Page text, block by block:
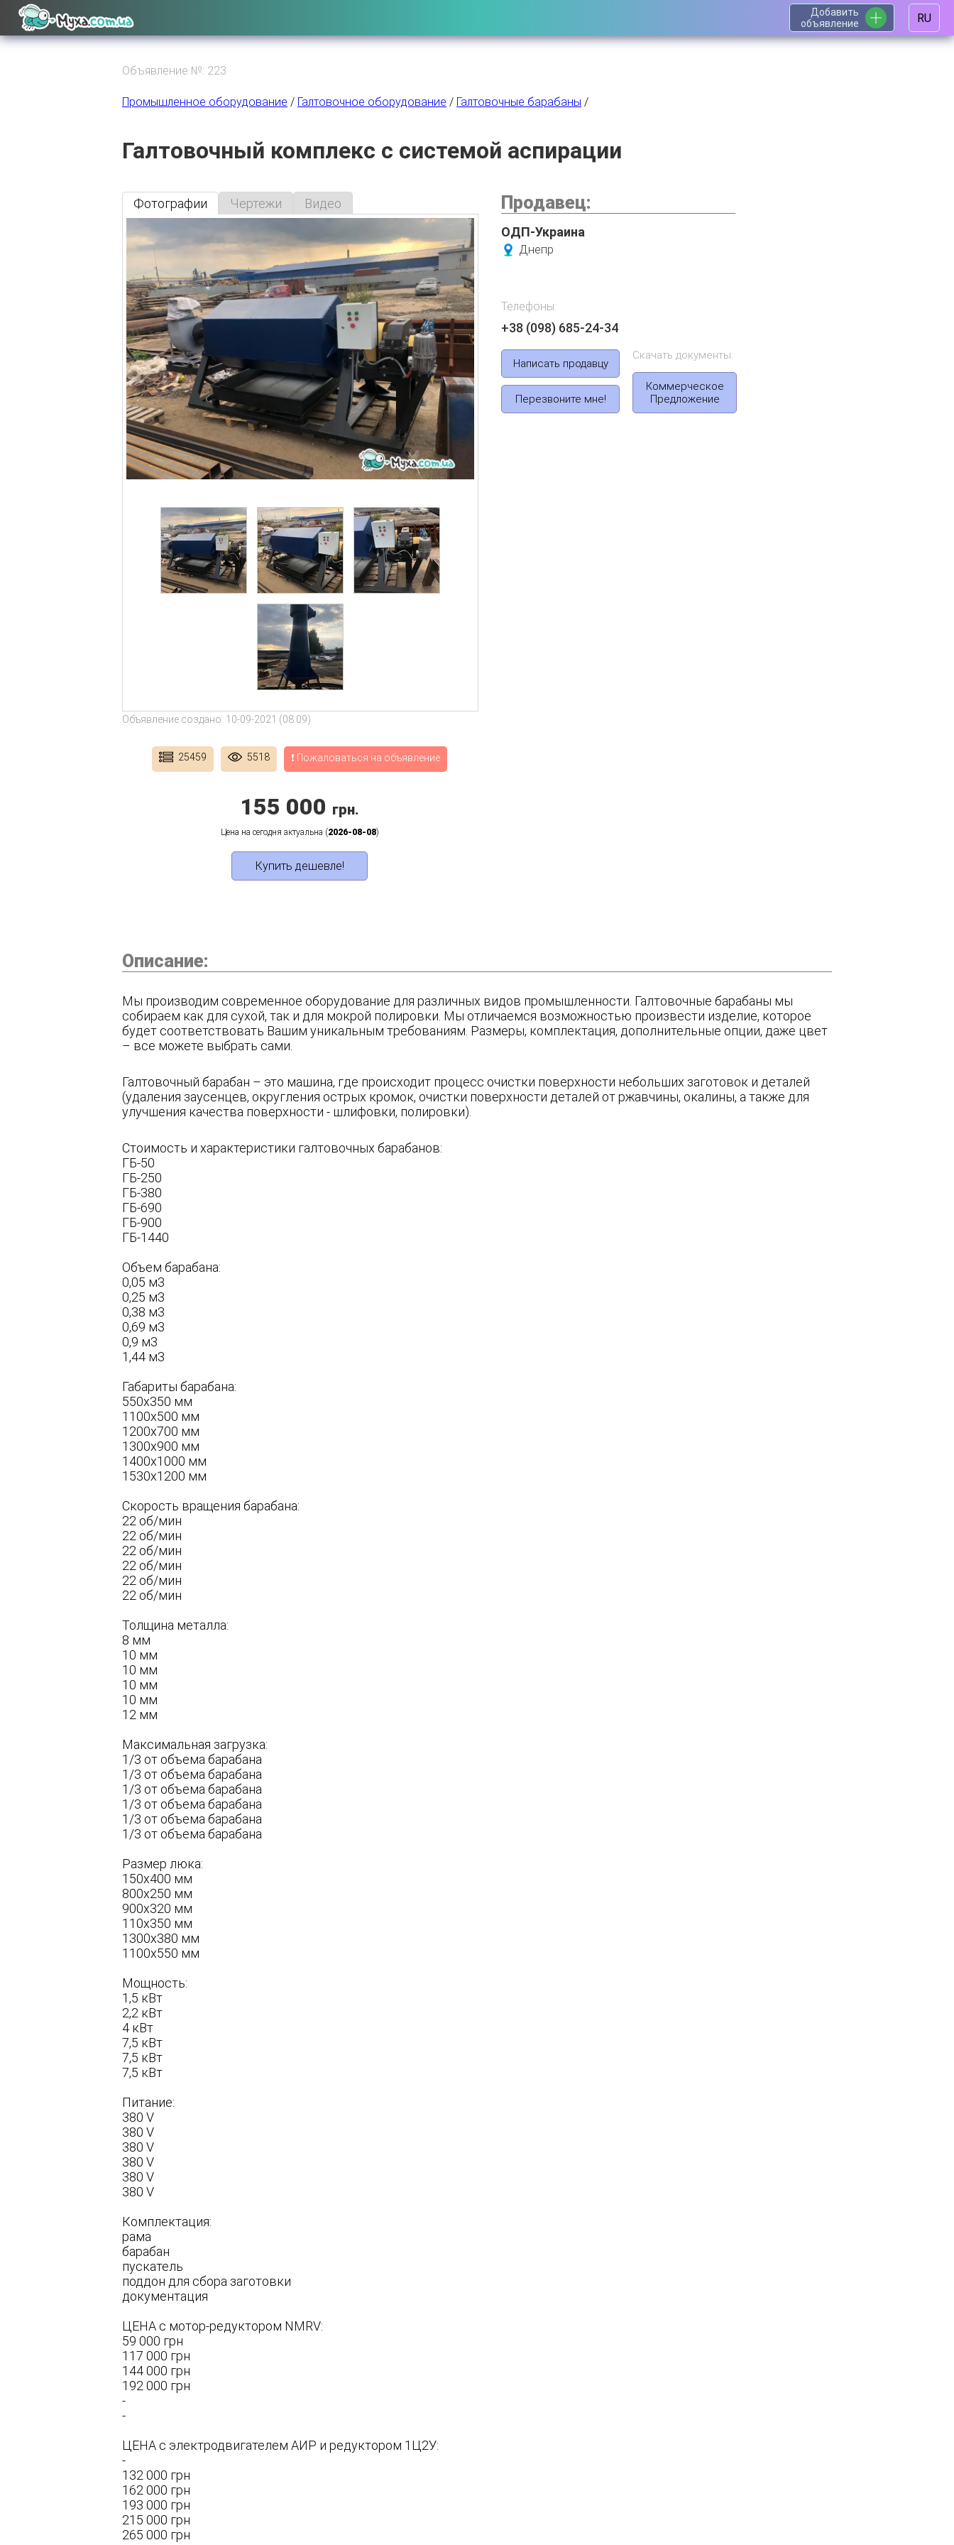
Добавить
объявление
RU
Объявление №: 223
Промышленное оборудование / Галтовочное оборудование / Галтовочные барабаны /
Галтовочный комплекс с системой аспирации
Фотографии Чертежи Видео
Объявление создано: 10-09-2021 (08:09)
25459 5518 ❗ Пожаловаться на объявление
155 000 грн.
Цена на сегодня актуальна (2026-08-08)
Купить дешевле!
Продавец:
ОДП-Украина
Днепр
Телефоны:
+38 (098) 685-24-34
Написать продавцу
Перезвоните мне!
Скачать документы:
Коммерческое
Предложение
Описание:
Мы производим современное оборудование для различных видов промышленности. Галтовочные барабаны мы
собираем как для сухой, так и для мокрой полировки. Мы отличаемся возможностью произвести изделие, которое
будет соответствовать Вашим уникальным требованиям. Размеры, комплектация, дополнительные опции, даже цвет
– все можете выбрать сами.
Галтовочный барабан – это машина, где происходит процесс очистки поверхности небольших заготовок и деталей
(удаления заусенцев, округления острых кромок, очистки поверхности деталей от ржавчины, окалины, а также для
улучшения качества поверхности - шлифовки, полировки).
Стоимость и характеристики галтовочных барабанов:
ГБ-50
ГБ-250
ГБ-380
ГБ-690
ГБ-900
ГБ-1440
Объем барабана:
0,05 м3
0,25 м3
0,38 м3
0,69 м3
0,9 м3
1,44 м3
Габариты барабана:
550х350 мм
1100х500 мм
1200х700 мм
1300х900 мм
1400х1000 мм
1530х1200 мм
Скорость вращения барабана:
22 об/мин
22 об/мин
22 об/мин
22 об/мин
22 об/мин
22 об/мин
Толщина металла:
8 мм
10 мм
10 мм
10 мм
10 мм
12 мм
Максимальная загрузка:
1/3 от объема барабана
1/3 от объема барабана
1/3 от объема барабана
1/3 от объема барабана
1/3 от объема барабана
1/3 от объема барабана
Размер люка:
150х400 мм
800х250 мм
900х320 мм
110х350 мм
1300х380 мм
1100х550 мм
Мощность:
1,5 кВт
2,2 кВт
4 кВт
7,5 кВт
7,5 кВт
7,5 кВт
Питание:
380 V
380 V
380 V
380 V
380 V
380 V
Комплектация:
рама
барабан
пускатель
поддон для сбора заготовки
документация
ЦЕНА с мотор-редуктором NMRV:
59 000 грн
117 000 грн
144 000 грн
192 000 грн
-
-
ЦЕНА с электродвигателем АИР и редуктором 1Ц2У:
-
132 000 грн
162 000 грн
193 000 грн
215 000 грн
265 000 грн